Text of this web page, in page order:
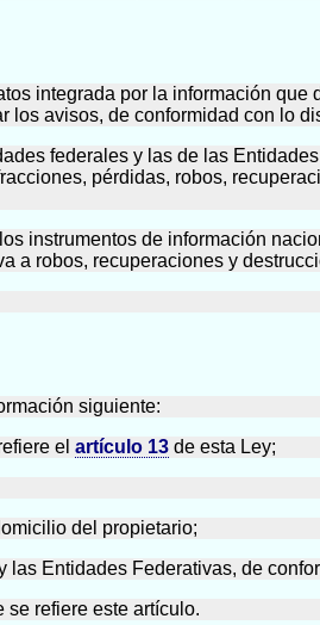
integrada por la información
avisos, de conformidad con lo
federales y las de las
pérdidas, robos,
instrumentos de información
a robos, recuperaciones y
siguiente:
el artículo 13 de esta Ley;
del propietario;
las Entidades Federativas, de
se refiere este artículo.